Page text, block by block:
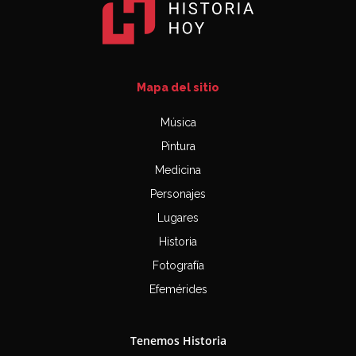
Mapa del sitio
Música
Pintura
Medicina
Personajes
Lugares
Historia
Fotografía
Efemérides
Tenemos Historia